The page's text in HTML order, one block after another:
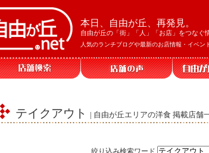
本日、自由が丘、再発見。
自由が丘の「街」「人」「お店」をつなぐ
人気のランチブログや最新のお店情報・イベ
テイクアウト | 自由が丘エリアの洋食 掲載店舗
絞り込み検索ワード